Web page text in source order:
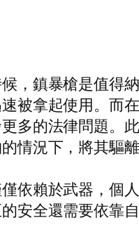
，鎮暴槍是值得
被拿起使用。而
多的法律問題。
情況下，將其驅離
依賴於武器，個
安全還需要依靠